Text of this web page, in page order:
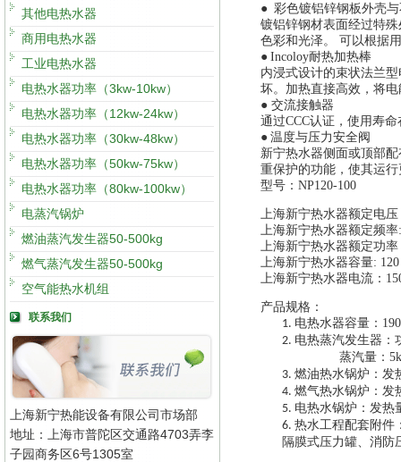
其他电热水器
商用电热水器
工业电热水器
电热水器功率（3kw-10kw）
电热水器功率（12kw-24kw）
电热水器功率（30kw-48kw）
电热水器功率（50kw-75kw）
电热水器功率（80kw-100kw）
电蒸汽锅炉
燃油蒸汽发生器50-500kg
燃气蒸汽发生器50-500kg
空气能热水机组
联系我们
上海新宁热能设备有限公司市场部
地址：上海市普陀区交通路4703弄李
子园商务区6号1305室
● 彩色镀铝锌钢板外壳
镀铝锌钢材表面经过特
色彩和光泽。 可以根据
● Incoloy耐热加热棒
内浸式设计的束状法兰
坏。加热直接高效，将
● 交流接触器
通过CCC认证，使用寿
● 温度与压力安全阀
新宁热水器侧面或顶部
重保护的功能，使其运
型号：NP120-100
上海新宁热水器额定电压
上海新宁热水器额定频率
上海新宁热水器额定功率
上海新宁热水器容量:
上海新宁热水器电流：
产品规格：
1. 电热水器容量：
2. 电热蒸汽发生器：
蒸汽量：
3. 燃油热水锅炉：发
4. 燃气热水锅炉：发
5. 电热水锅炉：发热
6. 热水工程配套附件
隔膜式压力罐、消防